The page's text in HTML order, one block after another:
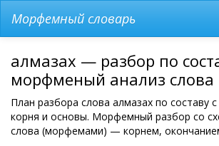
Морфемный словарь
алмазах — разбор по
морфменый анализ слова
План разбора слова алмазах по составу
корня и основы. Морфемный разбор со
слова (морфемами) — корнем,